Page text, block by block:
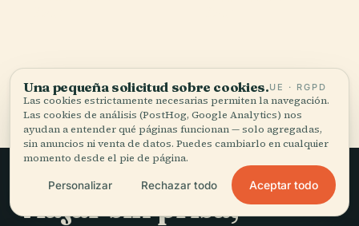
Los 46 lugares de Košice
Viajar sin prisa,
Una pequeña solicitud sobre cookies.UE · RGPD
Las cookies estrictamente necesarias permiten la navegación.
Las cookies de análisis (PostHog, Google Analytics) nos
ayudan a entender qué páginas funcionan — solo agregadas,
sin anuncios ni venta de datos. Puedes cambiarlo en cualquier
momento desde el pie de página.
Personalizar Rechazar todo Aceptar todo